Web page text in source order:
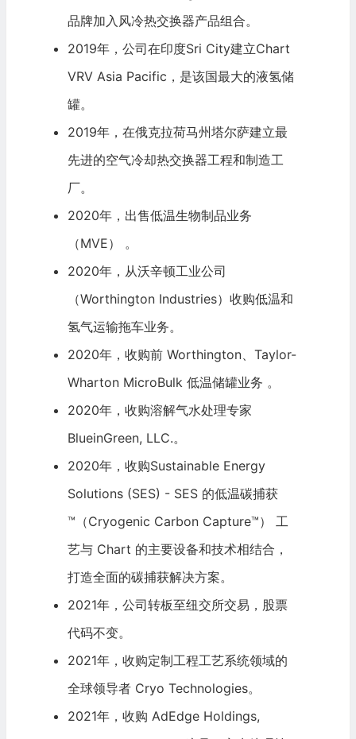
品牌加入风冷热交换器产品组合。
2019年，公司在印度Sri City建立Chart
VRV Asia Pacific，是该国最大的液氢储
罐。
2019年，在俄克拉荷马州塔尔萨建立最
先进的空气冷却热交换器工程和制造工
厂。
2020年，出售低温生物制品业务
（MVE） 。
2020年，从沃辛顿工业公司
（Worthington Industries）收购低温和
氢气运输拖车业务。
2020年，收购前 Worthington、Taylor-
Wharton MicroBulk 低温储罐业务 。
2020年，收购溶解气水处理专家
BlueinGreen, LLC.。
2020年，收购Sustainable Energy
Solutions (SES) - SES 的低温碳捕获
™（Cryogenic Carbon Capture™） 工
艺与 Chart 的主要设备和技术相结合，
打造全面的碳捕获解决方案。
2021年，公司转板至纽交所交易，股票
代码不变。
2021年，收购定制工程工艺系统领域的
全球领导者 Cryo Technologies。
2021年，收购 AdEdge Holdings,